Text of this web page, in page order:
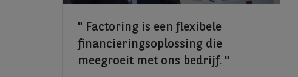
Factoring is een flexibele
financieringsoplossing die
meegroeit met ons bedrijf.